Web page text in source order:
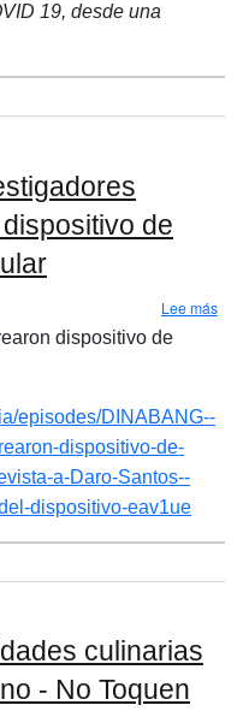
19, desde una
de
Lee más
dispositivo de
episodes/DINABANG--
dispositivo-de-
a-Daro-Santos--
dispositivo-eav1ue
culinarias
- No Toquen